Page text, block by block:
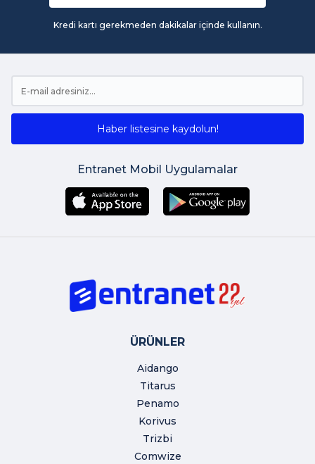
Kredi kartı gerekmeden dakikalar içinde kullanın.
Haber listesine kaydolun!
Entranet Mobil Uygulamalar
ÜRÜNLER
Aidango
Titarus
Penamo
Korivus
Trizbi
Comwize